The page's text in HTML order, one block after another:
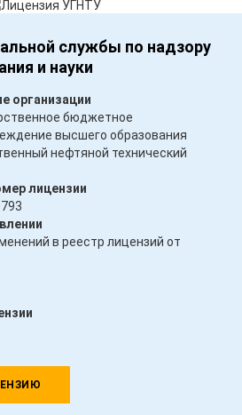
службы по надзору
и науки
организации
бюджетное
высшего образования
нефтяной технический
лицензии
в реестр лицензий от